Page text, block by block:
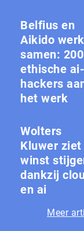
Belfius en
Aikido
samen: 200
ethische ai-
hackers
het werk
Wolters
Kluwer ziet
winst
dankzij
en ai
Meer